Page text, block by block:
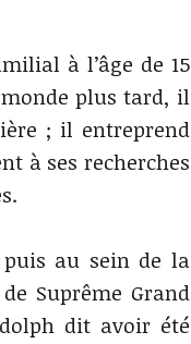
à l’âge de 15
plus tard, il
; il entreprend
à ses recherches
au sein de la
Suprême Grand
dit avoir été